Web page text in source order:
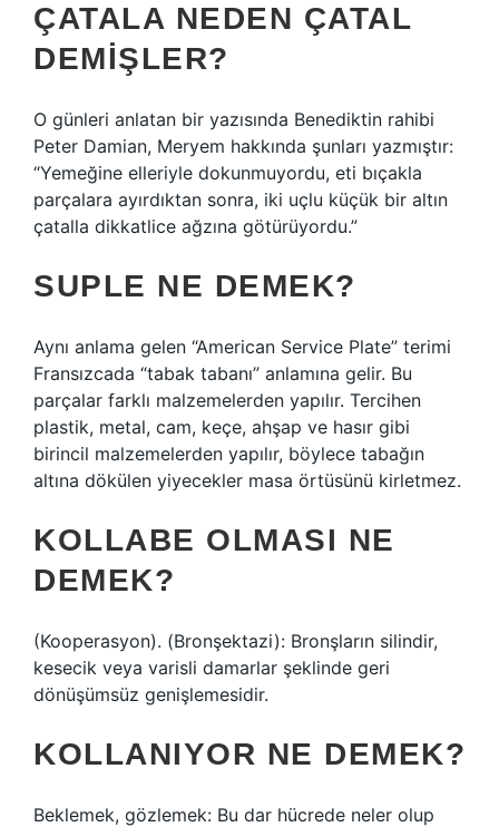
ÇATALA NEDEN ÇATAL
DEMIŞLER?
O günleri anlatan bir yazısında Benediktin rahibi
Peter Damian, Meryem hakkında şunları yazmıştır:
“Yemeğine elleriyle dokunmuyordu, eti bıçakla
parçalara ayırdıktan sonra, iki uçlu küçük bir altın
çatalla dikkatlice ağzına götürüyordu.”
SUPLE NE DEMEK?
Aynı anlama gelen “American Service Plate” terimi
Fransızcada “tabak tabanı” anlamına gelir. Bu
parçalar farklı malzemelerden yapılır. Tercihen
plastik, metal, cam, keçe, ahşap ve hasır gibi
birincil malzemelerden yapılır, böylece tabağın
altına dökülen yiyecekler masa örtüsünü kirletmez.
KOLLABE OLMASI NE
DEMEK?
(Kooperasyon). (Bronşektazi): Bronşların silindir,
kesecik veya varisli damarlar şeklinde geri
dönüşümsüz genişlemesidir.
KOLLANIYOR NE DEMEK?
Beklemek, gözlemek: Bu dar hücrede neler olup